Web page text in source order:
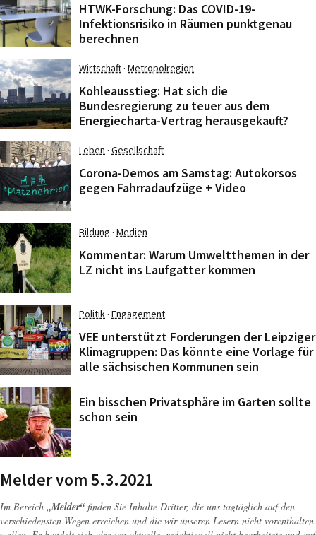
HTWK-Forschung: Das COVID-19-
Infektionsrisiko in Räumen punktgenau
berechnen
Wirtschaft· Metropolregion
Kohleausstieg: Hat sich die
Bundesregierung zu teuer aus dem
Energiecharta-Vertrag herausgekauft?
Leben · Gesellschaft
Corona-Demos am Samstag: Autokorsos
gegen Fahrradaufzüge + Video
Bildung · Medien
Kommentar: Warum Umweltthemen in der
LZ nicht ins Laufgatter kommen
Politik· Engagement
VEE unterstützt Forderungen der Leipziger
Klimagruppen: Das könnte eine Vorlage für
alle sächsischen Kommunen sein
Ein bisschen Privatsphäre im Garten sollte
schon sein
Melder vom 5.3.2021
Im Bereich „Melder“ finden Sie Inhalte Dritter, die uns tagtäglich auf den
verschiedensten Wegen erreichen und die wir unseren Lesern nicht vorenthalten